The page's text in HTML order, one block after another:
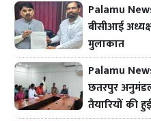
Palamu
बीसीआई
मुलाकात
Palamu
छतरपुर
तैयारियों की